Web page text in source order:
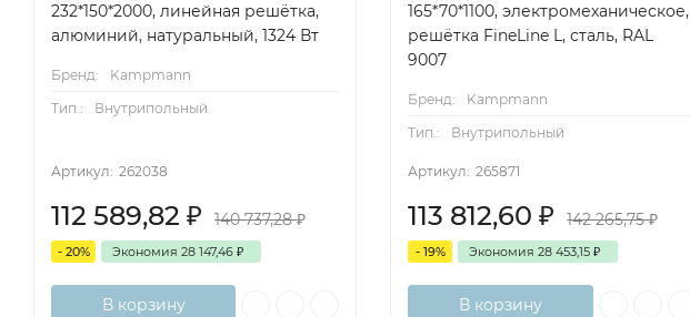
232*150*2000, линейная решётка,
алюминий, натуральный, 1324 Вт
Бренд:
Kampmann
Тип.:
Внутрипольный
Артикул: 262038
112 589,82 ₽ 140 737,28₽
- 20% Экономия 28 147,46 ₽
В корзину
165*70*1100, электромеханическое,
решётка FineLine L, сталь, RAL
9007
Бренд:
Kampmann
Тип.:
Внутрипольный
Артикул: 265871
113 812,60₽ 142 265,75₽
- 19% Экономия28 453,15₽
В корзину